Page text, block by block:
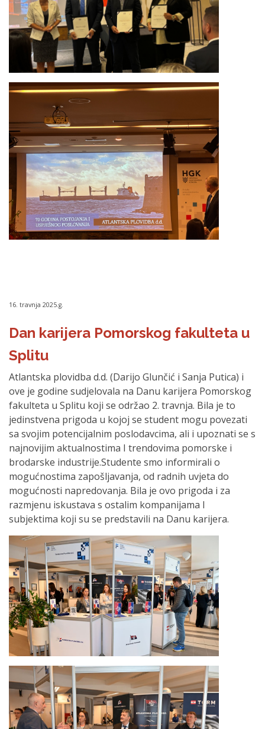
16. travnja 2025.g.
Dan karijera Pomorskog fakulteta u
Splitu
Atlantska plovidba d.d. (Darijo Glunčić i Sanja Putica) i
ove je godine sudjelovala na Danu karijera Pomorskog
fakulteta u Splitu koji se održao 2. travnja. Bila je to
jedinstvena prigoda u kojoj se student mogu povezati
sa svojim potencijalnim poslodavcima, ali i upoznati se s
najnovijim aktualnostima I trendovima pomorske i
brodarske industrije.Studente smo informirali o
mogućnostima zapošljavanja, od radnih uvjeta do
mogućnosti napredovanja. Bila je ovo prigoda i za
razmjenu iskustava s ostalim kompanijama I
subjektima koji su se predstavili na Danu karijera.